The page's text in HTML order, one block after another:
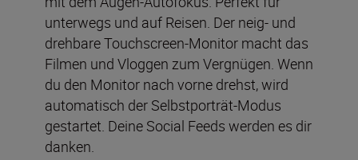
unterwegs und auf Reisen. Der neig- und
drehbare Touchscreen-Monitor macht das
Filmen und Vloggen zum Vergnügen. Wenn
du den Monitor nach vorne drehst, wird
automatisch der Selbstporträt-Modus
gestartet. Deine Social Feeds werden es dir
danken.